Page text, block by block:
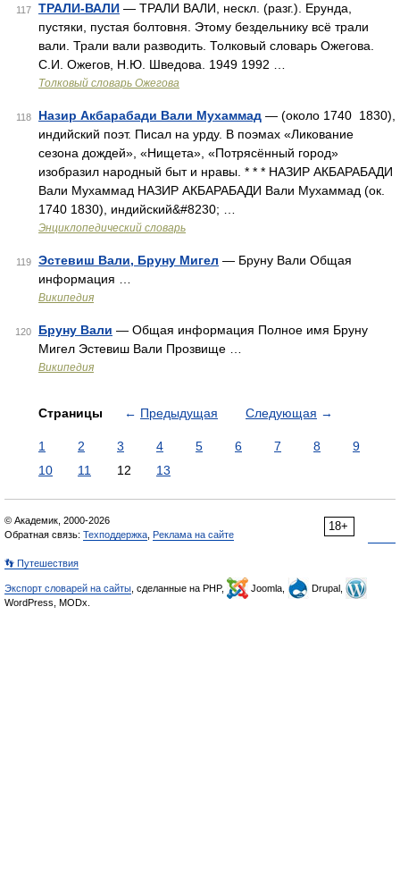
117 ТРАЛИ-ВАЛИ — ТРАЛИ ВАЛИ, нескл. (разг.). Ерунда,
пустяки, пустая болтовня. Этому бездельнику всё трали
вали. Трали вали разводить. Толковый словарь Ожегова.
С.И. Ожегов, Н.Ю. Шведова. 1949 1992 …
Толковый словарь Ожегова
118 Назир Акбарабади Вали Мухаммад — (около 1740 1830),
индийский поэт. Писал на урду. В поэмах «Ликование
сезона дождей», «Нищета», «Потрясённый город»
изобразил народный быт и нравы. * * * НАЗИР АКБАРАБАДИ
Вали Мухаммад НАЗИР АКБАРАБАДИ Вали Мухаммад (ок.
1740 1830), индийский&#8230; …
Энциклопедический словарь
119 Эстевиш Вали, Бруну Мигел — Бруну Вали Общая
информация …
Википедия
120 Бруну Вали — Общая информация Полное имя Бруну
Мигел Эстевиш Вали Прозвище …
Википедия
Страницы ← Предыдущая Следующая →
1 2 3 4 5 6 7 8
9
10
11 12 13
18+
© Академик, 2000-2026
Обратная связь: Техподдержка Реклама на сайте
👣 Путешествия
Экспорт словарей на сайты , сделанные на PHP, Joomla,
Drupal,
WordPress, MODx.